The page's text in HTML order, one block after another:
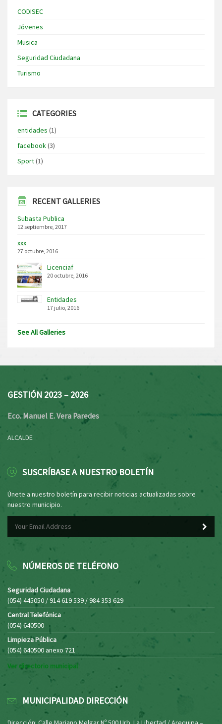
CODISEC
Jóvenes
Musica
Seguridad Ciudadana
Turismo
CATEGORIES
entidades (1)
facebook(3)
Sport(1)
RECENT GALLERIES
Subasta Publica
12 septiembre, 2017
xxx
27 octubre, 2016
Licenciaf
20 octubre, 2016
Entidades
17 julio, 2016
See All Galleries
GESTIÓN 2023 – 2026
Eco. Manuel E. Vera Paredes
ALCALDE
SUSCRÍBASE A NUESTRO BOLETÍN
Únete a nuestro boletín para recibir noticias actualizadas sobre
nuestro municipio.
NÚMEROS DE TELÉFONO
Seguridad Ciudadana
(054) 445050 / 914 619 539 / 984 353 629
Central Telefónica
(054) 640500
Limpieza Pública
(054) 640500 anexo 721
Ver directorio municipal
MUNICIPALIDAD DIRECCIÓN